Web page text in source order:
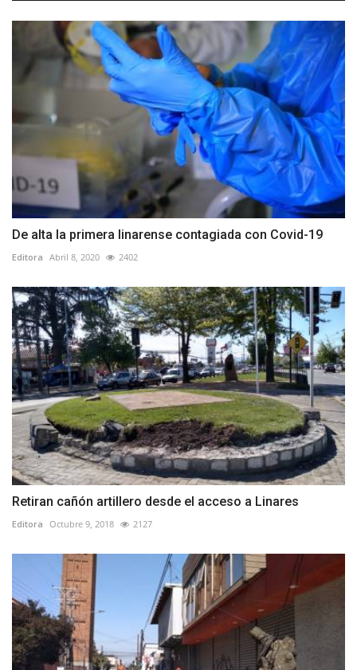
De alta la primera linarense contagiada con Covid-19
Editora Abril 8, 2020 2402
Retiran cañón artillero desde el acceso a Linares
Editora Octubre 9, 2018 2127